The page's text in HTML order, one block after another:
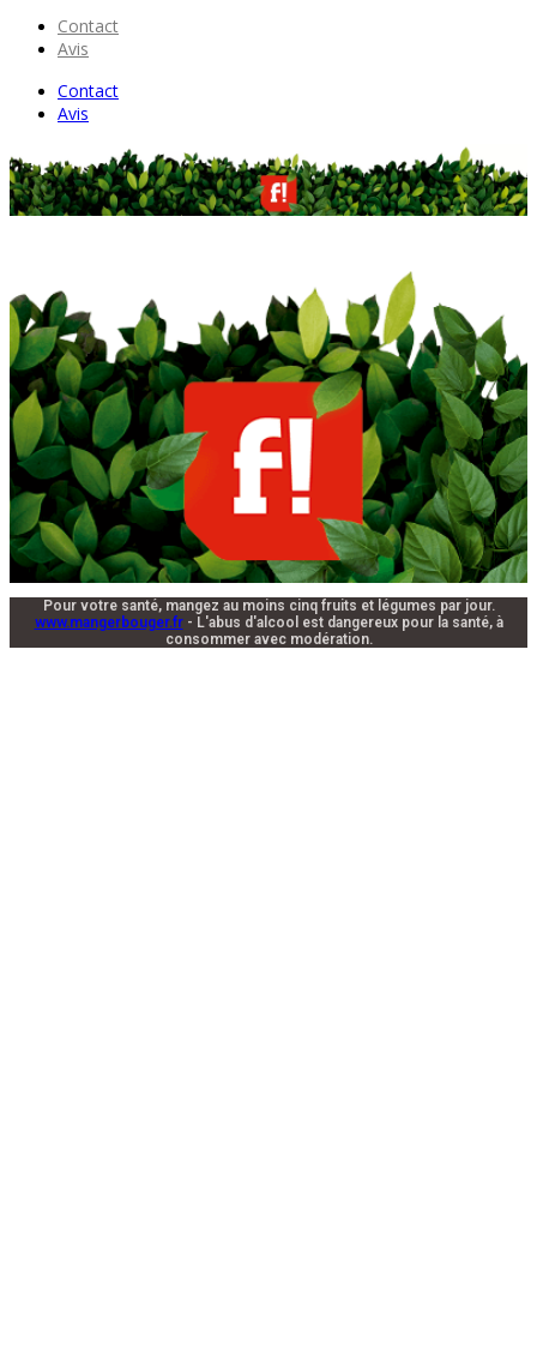
Contact
Avis
Contact
Avis
Pour votre santé, mangez au moins cinq fruits et légumes par jour.
www.mangerbouger.fr- L'abus d'alcool est dangereux pour la santé, à
consommer avec modération.